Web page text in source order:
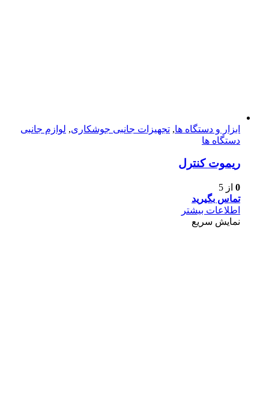
ابزار و دستگاه ها, تجهیزات جانبی جوشکاری, لوازم جانبی
دستگاه ها
ریموت کنترل
0 از 5
تماس بگیرید
اطلاعات بیشتر
نمایش سریع